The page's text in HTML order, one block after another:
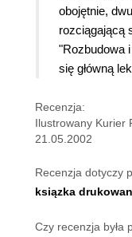
obojętnie,
rozciągającą
"Rozbudowa
się główną
Recenzja:
Ilustrowany Kurier
21.05.2002
Recenzja dotyczy
ksiązka
Czy recenzja była